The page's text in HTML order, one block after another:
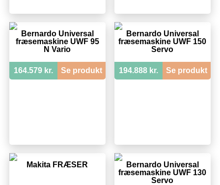
Bernardo Universal
fræsemaskine UWF 95
N Vario
164.579 kr. Se produkt
Bernardo Universal
fræsemaskine UWF 150
Servo
194.888 kr. Se produkt
Makita FRÆSER
Bernardo Universal
fræsemaskine UWF 130
Servo